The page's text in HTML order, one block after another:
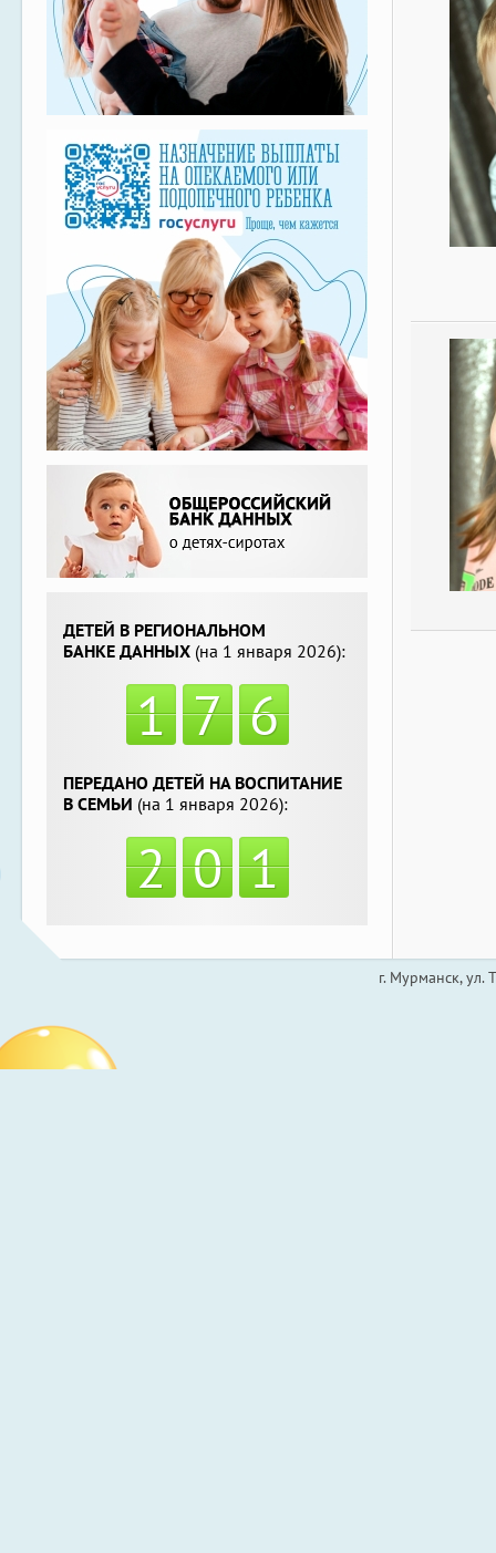
ДЕТЕЙ В РЕГИОНАЛЬНОМ
БАНКЕ ДАННЫХ (на 1 января 2026):
1 7 6
ПЕРЕДАНО ДЕТЕЙ НА ВОСПИТАНИЕ
В СЕМЬИ (на 1 января 2026):
2 0 1
г. Мурманск,